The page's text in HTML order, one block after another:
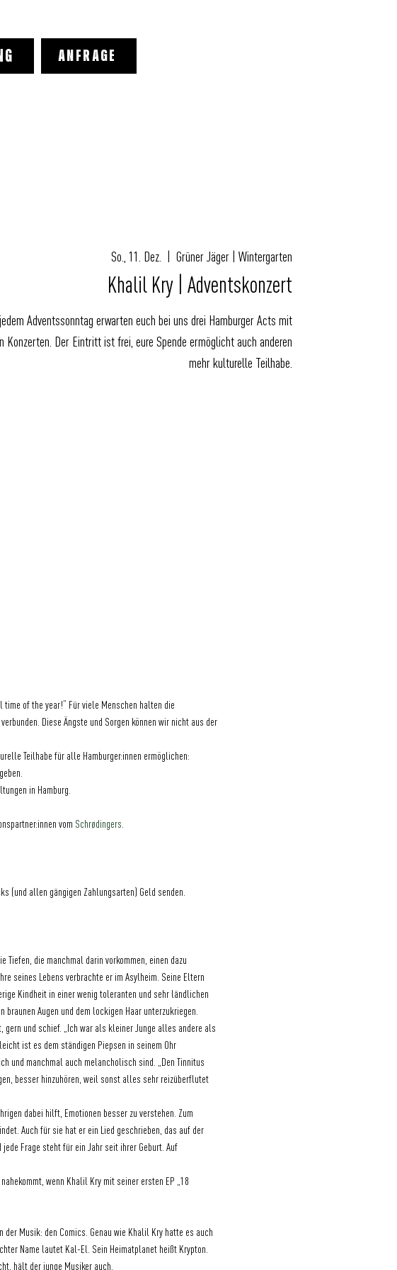
ANFRAGE
So., 11. Dez. Grüner Jäger | Wintergarten
Khalil Kry | Adventskonzert
Adventssonntag erwarten euch bei uns drei Hamburger Acts mit
Konzerten. Der Eintritt ist frei, eure Spende ermöglicht auch anderen
mehr kulturelle Teilhabe.
of the year!“ Für viele Menschen halten die
Diese Ängste und Sorgen können wir nicht aus der
Teilhabe für alle Hamburger:innen ermöglichen:
in Hamburg.
vom Schrødingers.
(und allen gängigen Zahlungsarten) Geld senden.
Tiefen, die manchmal darin vorkommen, einen dazu
seines Lebens verbrachte er im Asylheim. Seine Eltern
Kindheit in einer wenig toleranten und sehr ländlichen
Augen und dem lockigen Haar unterzukriegen.
und schief. „Ich war als kleiner Junge alles andere als
ist es dem ständigen Piepsen in seinem Ohr
und manchmal auch melancholisch sind. „Den Tinnitus
besser hinzuhören, weil sonst alles sehr reizüberflutet
dabei hilft, Emotionen besser zu verstehen. Zum
Auch für sie hat er ein Lied geschrieben, das auf der
Frage steht für ein Jahr seit ihrer Geburt. Auf
wenn Khalil Kry mit seiner ersten EP „18
Musik: den Comics. Genau wie Khalil Kry hatte es auch
Name lautet Kal-El. Sein Heimatplanet heißt Krypton.
hält der junge Musiker auch.